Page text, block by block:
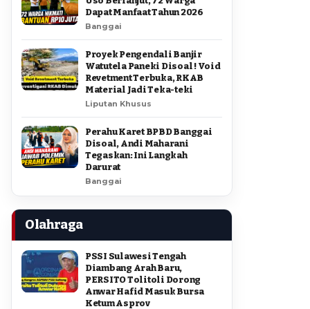
Dapat Manfaat Tahun 2026
Banggai
Proyek Pengendali Banjir
Watutela Paneki Disoal ! Void
Revetment Terbuka, RKAB
Material Jadi Teka-teki
Liputan Khusus
Perahu Karet BPBD Banggai
Disoal, Andi Maharani
Tegaskan: Ini Langkah
Darurat
Banggai
Olahraga
PSSI Sulawesi Tengah
Diambang Arah Baru,
PERSITO Tolitoli Dorong
Anwar Hafid Masuk Bursa
Ketum Asprov